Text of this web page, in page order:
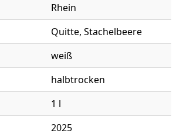
Rhein
Quitte, Stachelbeere
weiß
halbtrocken
1 l
2025